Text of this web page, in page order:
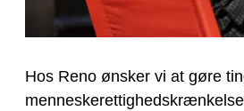
Hos Reno ønsker vi at gøre